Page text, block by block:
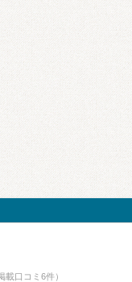
載口コミ6件）